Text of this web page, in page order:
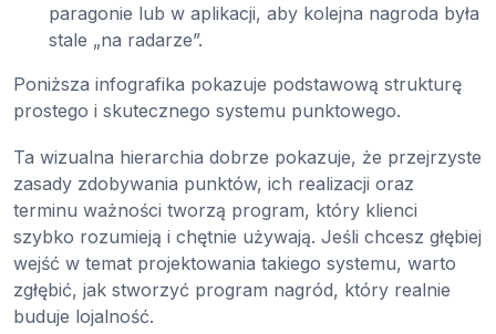
paragonie lub w aplikacji, aby kolejna nagroda była
stale „na radarze”.
Poniższa infografika pokazuje podstawową strukturę
prostego i skutecznego systemu punktowego.
Ta wizualna hierarchia dobrze pokazuje, że przejrzyste
zasady zdobywania punktów, ich realizacji oraz
terminu ważności tworzą program, który klienci
szybko rozumieją i chętnie używają. Jeśli chcesz głębiej
wejść w temat projektowania takiego systemu, warto
zgłębić, jak stworzyć program nagród, który realnie
buduje lojalność.